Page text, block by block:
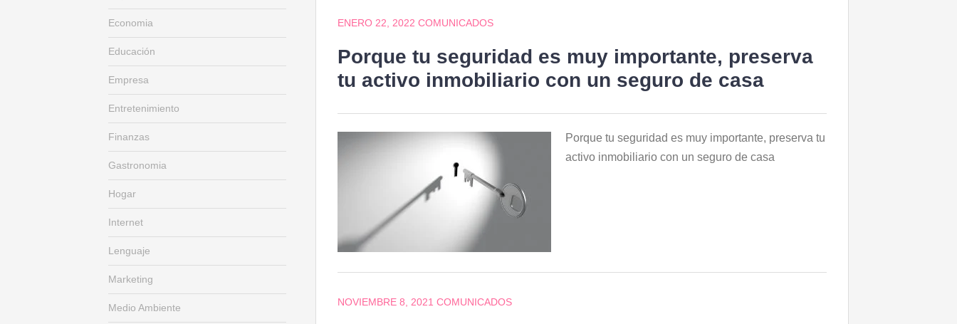
ENERO 22, 2022 COMUNICADOS
Porque tu seguridad es muy importante, preserva
tu activo inmobiliario con un seguro de casa
Porque tu seguridad es muy importante, preserva tu
activo inmobiliario con un seguro de casa
NOVIEMBRE 8, 2021 COMUNICADOS
Economia
Educación
Empresa
Entretenimiento
Finanzas
Gastronomia
Hogar
Internet
Lenguaje
Marketing
Medio Ambiente